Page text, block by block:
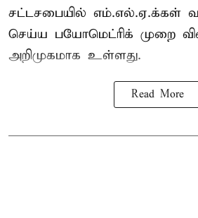
சட்டசபையில் எம்.எல்.ஏ.க்கள்
செய்ய பயோமெட்ரிக் முறை
அறிமுகமாக உள்ளது.
Read More